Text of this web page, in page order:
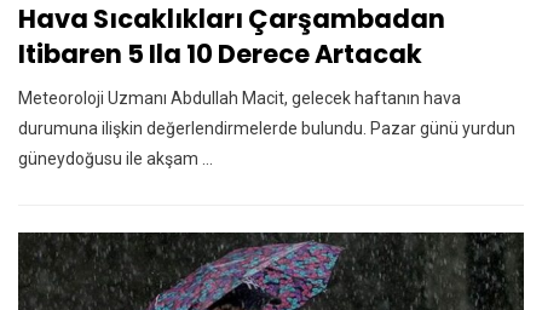
Hava Sıcaklıkları Çarşambadan
Itibaren 5 Ila 10 Derece Artacak
Meteoroloji Uzmanı Abdullah Macit, gelecek haftanın hava
durumuna ilişkin değerlendirmelerde bulundu. Pazar günü yurdun
güneydoğusu ile akşam ...